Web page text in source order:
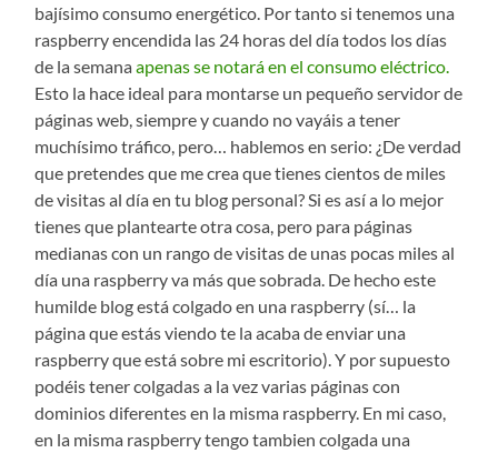
bajísimo consumo energético. Por tanto si tenemos una
raspberry encendida las 24 horas del día todos los días
de la semanaapenas se notará en el consumo eléctrico.
Esto la hace ideal para montarse un pequeño servidor de
páginas web, siempre y cuando no vayáis a tener
muchísimo tráfico, pero… hablemos en serio: ¿De verdad
que pretendes que me crea que tienes cientos de miles
de visitas al día en tu blog personal? Si es así a lo mejor
tienes que plantearte otra cosa, pero para páginas
medianas con un rango de visitas de unas pocas miles al
día una raspberry va más que sobrada. De hecho este
humilde blog está colgado en una raspberry (sí… la
página que estás viendo te la acaba de enviar una
raspberry que está sobre mi escritorio). Y por supuesto
podéis tener colgadas a la vez varias páginas con
dominios diferentes en la misma raspberry. En mi caso,
en la misma raspberry tengo tambien colgada una